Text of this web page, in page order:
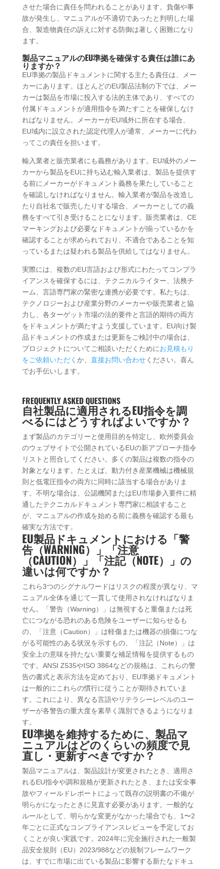
させた場合に責任を問われることがあります。負傷や事
故が発生し、マニュアルが不適切であったと判明した場
合、製造物責任の訴えに対する防御は著しく困難になり
ます。
製品マニュアルのEU準拠を確保する責任は誰にあ
りますか？
EU準拠の製品ドキュメントに関する主たる責任は、メー
カーにあります。ほとんどのEU製品法制の下では、メー
カーは製品を市場に投入する法的主体であり、すべての
付属ドキュメントが適用指令を満たすことを確保しなけ
ればなりません。メーカーがEU域外に所在する場合、
EU域内に設立された認定代理人が通常、メーカーに代わ
ってこの責任を担います。
輸入業者と販売業者にも義務があります。EU域外のメー
カーから製品をEUに持ち込む輸入業者は、製品を提供す
る前にメーカーがドキュメント義務を果たしていること
を確認しなければなりません。輸入業者が製品を改造し
たり自社名で販売したりする場合、メーカーとしての義
務をすべて引き受けることになります。販売業者は、CE
マーキングおよび必要なドキュメントが揃っているかを
確認することが求められており、不適合であることを知
っているまたは疑われる製品を供給してはなりません。
実際には、複数のEU言語および形式にわたってコンプラ
イアンスを確保するには、テクニカルライター、法務チ
ーム、言語専門家の緊密な連携が必要です。私たちは、
テクノロジーおよび産業分野のメーカーや販売業者と協
力し、各ターゲット市場の法的要件と言語的期待の両方
をドキュメントが満たすよう支援しています。EU向け製
品ドキュメントの作成または更新をご検討中の場合は、
プロジェクトについてご相談いただくためにお見積もり
をご依頼いただく か、 直接お問い合わせください。喜ん
でお手伝いします。
FREQUENTLY ASKED QUESTIONS
自社製品に適用されるEU指令を調
べるにはどうすればよいですか？
まず製品のカテゴリーと使用目的を特定し、欧州委員会
のウェブサイトで公開されているEUの新アプローチ指令
リストと照合してください。多くの製品は複数の指令の
対象となります。たとえば、動力付き産業機械は機械規
則と低電圧指令の両方に同時に該当する場合がありま
す。不明な場合は、公認機関またはEU市場参入要件に精
通したテクニカルドキュメント専門家に相談すること
が、マニュアルの作成を始める前に義務を確認する最も
確実な方法です。
EU製品ドキュメントにおける「警
告（WARNING）」「注意
（CAUTION）」「注記（NOTE）」の
違いは何ですか？
これら3つのシグナルワードはリスクの程度が異なり、マ
ニュアル全体を通じて一貫して使用されなければなりま
せん。「警告（Warning）」は無視すると重傷または死
亡につながる恐れのある危険をユーザーに知らせるも
の、「注意（Caution）」は軽傷または機器の損傷につな
がる可能性のある状況を示すもの、「注記（Note）」は
安全上の意味を持たない重要な補足情報を提供するもの
です。ANSI Z535やISO 3864などの規格は、これらの警
告の書式と表示方法を定めており、EU準拠ドキュメント
は一般的にこれらの慣行に従うことが期待されていま
す。これにより、異なる言語やリテラシーレベルのユー
ザーが各警告の重大度を素早く識別できるようになりま
す。
EU準拠を維持するために、製品マ
ニュアルはどのくらいの頻度で見
直し・更新すべきですか？
製品マニュアルは、製品設計が変更されたとき、適用さ
れるEU指令や調和規格が更新されたとき、または安全事
故やフィールドレポートによって既存の説明書の不備が
明らかになったときに見直す必要があります。一般的な
ルールとして、明らかな変更がなかった場合でも、1〜2
年ごとに正式なコンプライアンスレビューを予定してお
くことが良い実践です。2024年に完全施行された一般製
品安全規則（EU）2023/988などの規制フレームワーク
は、すでに市場に出ている製品に影響する新たなドキュ